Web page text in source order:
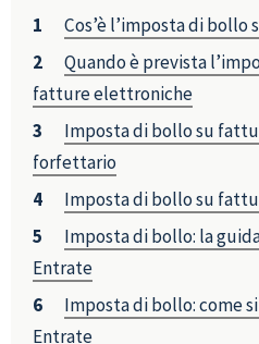
Cos’è l’imposta di
Quando è prevista
fatture elettroniche
Imposta di bollo su
forfettario
Imposta di bollo su
Imposta di bollo: la
Entrate
Imposta di bollo: come
Entrate